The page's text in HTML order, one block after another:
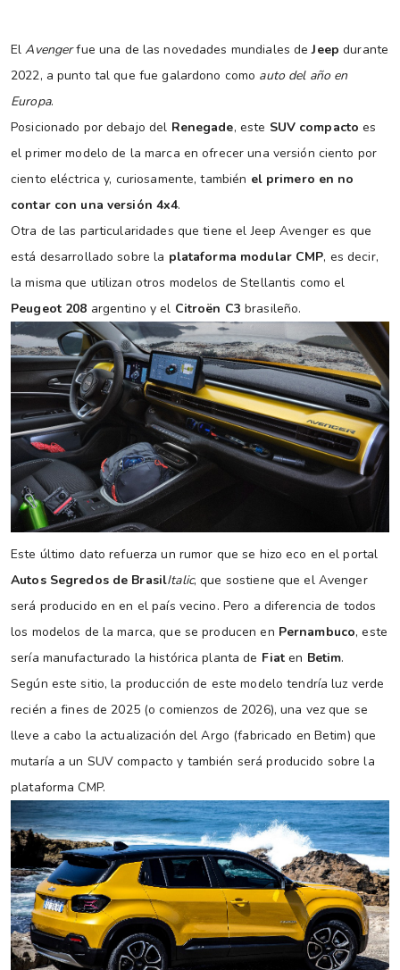
ElAvengerfue una de las novedades mundiales deJeep durante
2022, a punto tal que fue galardono como auto del año en
Europa.
Posicionado por debajo del Renegade, este SUV compacto es
el primer modelo de la marca en ofrecer una versión ciento por
ciento eléctrica y, curiosamente, también el primero en no
contar con una versión 4x4.
Otra de las particularidades que tiene el Jeep Avenger es que
está desarrollado sobre la plataforma modular CMP, es decir,
la misma que utilizan otros modelos de Stellantis como el
Peugeot 208 argentino y el Citroën C3 brasileño.
Este último dato refuerza un rumor que se hizo eco en el portal
Autos Segredos de BrasilItalic, que sostiene que el Avenger
será producido en en el país vecino. Pero a diferencia de todos
los modelos de la marca, que se producen en Pernambuco, este
sería manufacturado la histórica planta de Fiat en Betim.
Según este sitio, la producción de este modelo tendría luz verde
recién a fines de 2025 (o comienzos de 2026), una vez que se
lleve a cabo la actualización del Argo (fabricado en Betim) que
mutaría a un SUV compacto y también será producido sobre la
plataforma CMP.